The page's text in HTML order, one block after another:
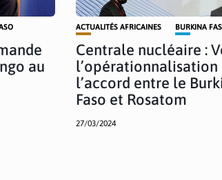
au
ACTUALITÉS AFRICAINES BURKINA
Centrale nucléaire :
l’opérationnalisation
l’accord entre le
Faso et Rosatom
27/03/2024